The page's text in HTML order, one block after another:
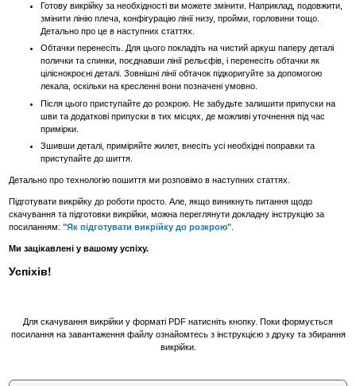
Готову викрійку за необхідності ви можете змінити. Наприклад, подовжити,
змінити лінію плеча, конфігурацію лінії низу, пройми, горловини тощо.
Детально про це в наступних статтях.
Обтачки перенесіть. Для цього покладіть на чистий аркуш паперу деталі
полички та спинки, поєднавши лінії рельєфів, і перенесіть обтачки як
ціліснокроєні деталі. Зовнішні лінії обтачок підкоригуйте за допомогою
лекала, оскільки на кресленні вони позначені умовно.
Після цього приступайте до розкрою. Не забудьте залишити припуски на
шви та додаткові припуски в тих місцях, де можливі уточнення під час
примірки.
Зшивши деталі, приміряйте жилет, внесіть усі необхідні поправки та
приступайте до шиття.
Детально про технологію пошиття ми розповімо в наступних статтях.
Підготувати викрійку до роботи просто. Але, якщо виникнуть питання щодо
скачування та підготовки викрійки, можна переглянути докладну інструкцію за
посиланням:"Як підготувати викрійку до розкрою"
Ми зацікавлені у вашому успіху.
Успіхів!
Для скачування викрійки у форматі PDF натисніть кнопку. Поки формується
посилання на завантаження файлу ознайомтесь з інструкцією з друку та збирання
викрійки.